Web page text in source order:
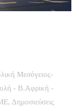
Μεσόγειος-
- Β.Αφρική -
, Δημοσιεύσεις